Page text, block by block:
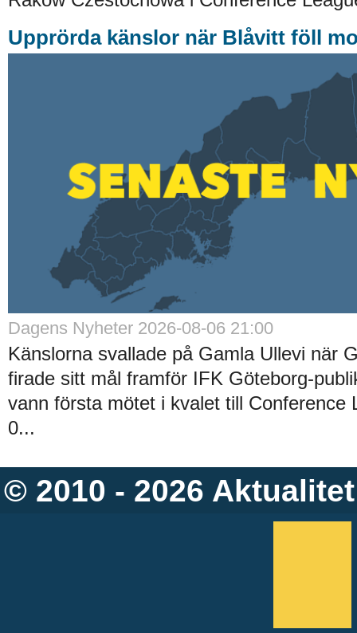
Upprörda känslor när Blåvitt föll
Dagens Nyheter 2026-08-06 21:00
Känslorna svallade på Gamla Ullevi när
firade sitt mål framför IFK Göteborg-
vann första mötet i kvalet till Conference
0...
© 2010 - 2026 Aktualitet